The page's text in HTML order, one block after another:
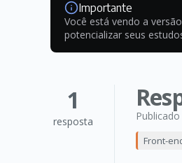
Importante
Você está vendo a
potencializar seus
1
resposta
Front-